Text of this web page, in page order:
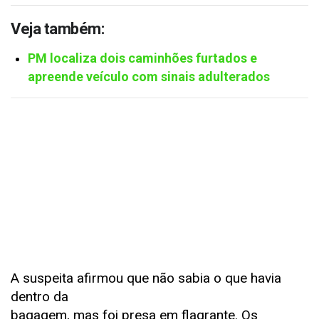
Veja também:
PM localiza dois caminhões furtados e
apreende veículo com sinais adulterados
A suspeita afirmou que não sabia o que havia
dentro da
bagagem, mas foi presa em flagrante. Os